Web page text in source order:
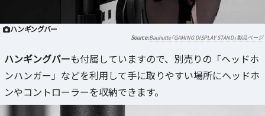
ハンギングバー
Bauhutte「GAMING DISPLAY STAND」製品ページ
ハンギングバーも付属していますので、別売りの「ヘッドホ
ンハンガー」などを利用して手に取りやすい場所にヘッドホ
ンやコントローラーを収納できます。